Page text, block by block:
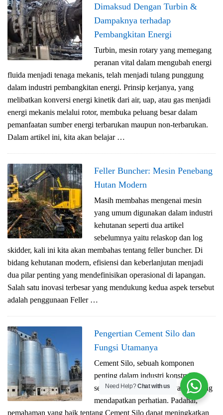
Dimaksud Dengan Turbin &
Dampaknya terhadap
Pembangkitan Energi
Turbin, mesin rotary yang memegang
peranan vital dalam mengubah energi
fluida menjadi tenaga mekanis, telah menjadi tulang punggung
dalam industri pembangkitan energi. Prinsip kerjanya, yang
melibatkan konversi energi kinetik dari air, uap, atau gas menjadi
energi mekanis melalui rotor, membuka peluang besar dalam
pemanfaatan sumber energi terbarukan maupun non-terbarukan.
Dalam artikel ini, kita akan belajar …
Feller Buncher: Mesin Penebang
Hutan Modern
Masih membahas mengenai mesin
yang umum digunakan dalam industri
kehutanan seperti dua artikel
sebelumnya yaitu relaskop dan log
skidder, kali ini kita akan membahas tentang feller buncher. Di
bidang kehutanan modern, efisiensi dan keberlanjutan menjadi
dua pilar penting yang mendefinisikan operasional di lapangan.
Salah satu inovasi terbesar yang mendukung kedua aspek tersebut
adalah penggunaan Feller …
Pengertian Cement Silo dan
Fungsi Utamanya
Cement Silo, sebuah komponen
penting dalam industri konstruksi,
seringkali menjadi aspek yang kurang
mendapatkan perhatian. Padahal,
pemahaman yang baik tentang Cement Silo dapat meningkatkan
Need Help?Chat with us